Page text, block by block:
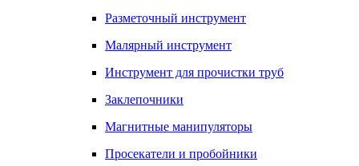
Разметочный инструмент
Малярный инструмент
Инструмент для прочистки труб
Заклепочники
Магнитные манипуляторы
Просекатели и пробойники